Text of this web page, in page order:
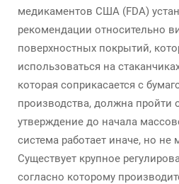
медикаментов США (FDA)
рекомендации относительно
поверхностных покрытий,
использоваться на
которая соприкасается с
производства, должна пройти
утверждение до начала
система работает иначе, но не
Существует крупное
согласно которому